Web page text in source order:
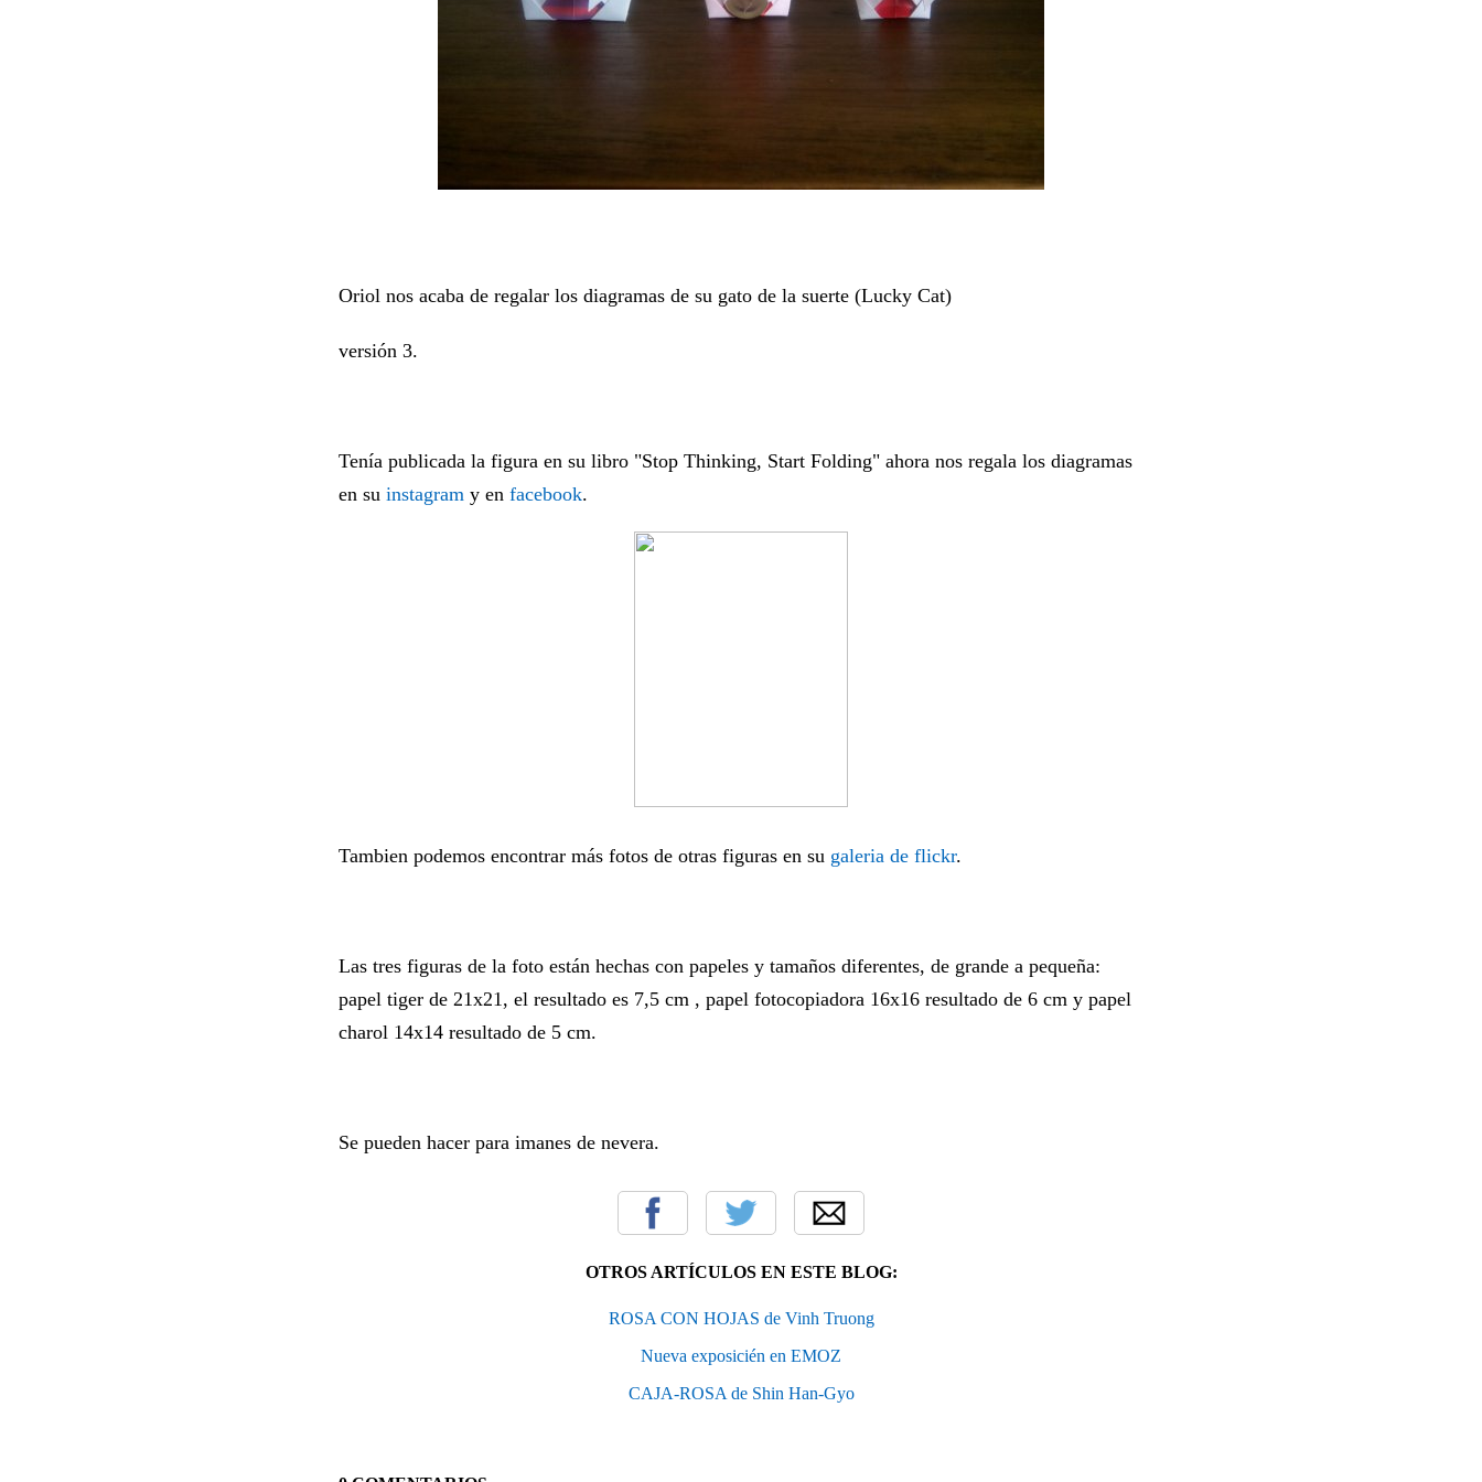
Oriol nos acaba de regalar los diagramas de su gato de la suerte (Lucky Cat)
versión 3.
Tenía publicada la figura en su libro "Stop Thinking, Start Folding" ahora nos regala los diagramas
en su instagram y en facebook.
Tambien podemos encontrar más fotos de otras figuras en su galeria de flickr.
Las tres figuras de la foto están hechas con papeles y tamaños diferentes, de grande a pequeña:
papel tiger de 21x21, el resultado es 7,5 cm , papel fotocopiadora 16x16 resultado de 6 cm y papel
charol 14x14 resultado de 5 cm.
Se pueden hacer para imanes de nevera.
OTROS ARTÍCULOS EN ESTE BLOG:
ROSA CON HOJAS de Vinh Truong
Nueva exposicién en EMOZ
CAJA-ROSA de Shin Han-Gyo